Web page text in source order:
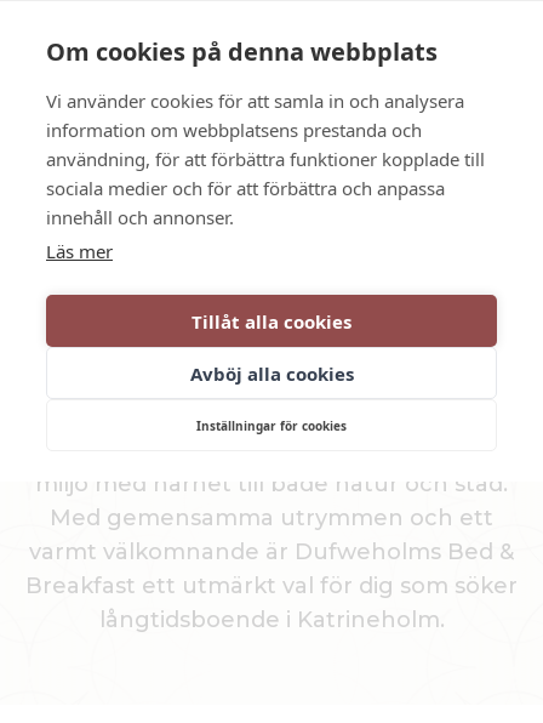
Om cookies på denna webbplats
Vi använder cookies för att samla in och analysera
information om webbplatsens prestanda och
användning, för att förbättra funktioner kopplade till
sociala medier och för att förbättra och anpassa
innehåll och annonser.
Läs mer
Tillåt alla cookies
Avböj alla cookies
Inställningar för cookies
BOKA
Bo bekvämt, längre
LÅNGTIDS­BOENDE
Dufweholms Bed & Breakfast är ett prisvärt
och hemtrevligt vandrarhem i hjärtat av
miljö med närhet till både natur och stad.
Med gemensamma utrymmen och ett
varmt välkomnande är Dufweholms Bed &
Breakfast ett utmärkt val för dig som söker
långtidsboende i Katrineholm.